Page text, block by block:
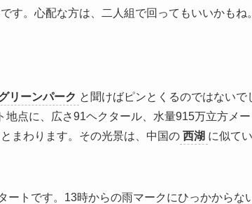
す。心配な方は、二人組で回ってもいいかもね。
リーンパーク と聞けばピンとくるのではないで
地点に、広さ91ヘクタール、水量915万立方メー
まわります。その光景は、中国の 西湖 に似て
トです。13時からの雨マークにひっかからな